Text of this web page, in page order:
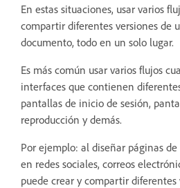
En estas situaciones, usar varios
compartir diferentes versiones de
documento, todo en un solo lugar.
Es más común usar varios flujos
interfaces que contienen
pantallas de inicio de sesión,
reproducción y demás.
Por ejemplo: al diseñar páginas
en redes sociales, correos
puede crear y compartir diferentes